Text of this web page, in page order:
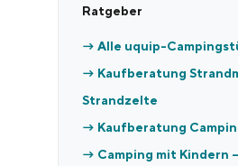
Ratgeber
→ Alle uquip-
→ Kaufberatung
Strandzelte
→ Kaufberatung
→ Camping mit Kindern